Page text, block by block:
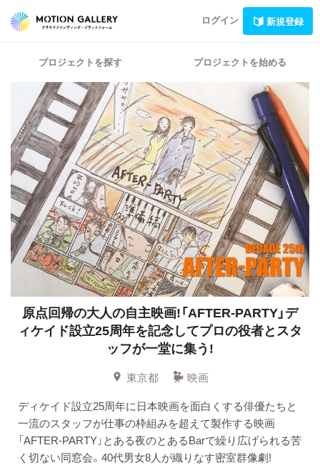
ログイン 新規登録
プロジェクトを探す プロジェクトを始める
原点回帰の大人の自主映画!「AFTER-PARTY」デ
ィケイド設立25周年を記念してプロの役者とスタ
ッフが一堂に集う!
東京都
映画
ディケイド設立25周年に日本映画を面白くする俳優たちと
一流のスタッフが仕事の枠組みを超えて製作する映画
「AFTER-PARTY」とある夜のとあるBarで繰り広げられる苦
く切ない同窓会。40代男女8人が織りなす密室群像劇!